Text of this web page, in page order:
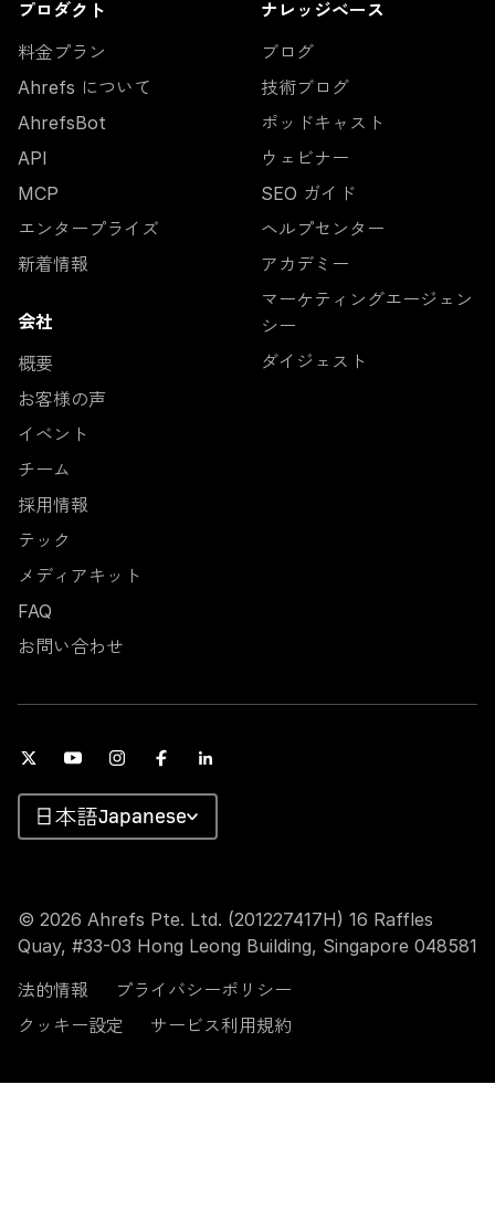
プロダクト
料金プラン
Ahrefs について
AhrefsBot
API
MCP
エンタープライズ
新着情報
会社
概要
お客様の声
イベント
チーム
採用情報
テック
メディアキット
FAQ
お問い合わせ
ナレッジベース
ブログ
技術ブログ
ポッドキャスト
ウェビナー
SEO ガイド
ヘルプセンター
アカデミー
マーケティングエージェン
シー
ダイジェスト
© 2026 Ahrefs Pte. Ltd. (201227417H) 16 Raffles
Quay, #33-03 Hong Leong Building, Singapore 048581
法的情報
プライバシーポリシー
クッキー設定
サービス利用規約
Japanese